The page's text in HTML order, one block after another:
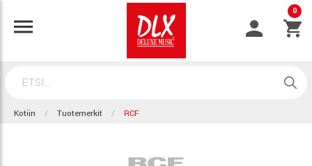
0
Kotiin Tuotemerkit RCF